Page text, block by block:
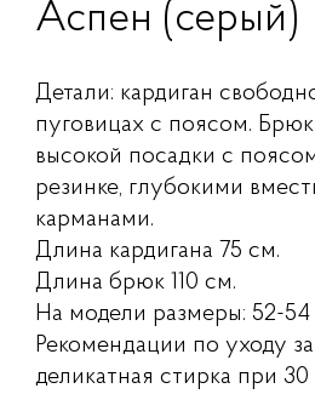
Аспен (серый)
Детали: кардиган
пуговицах с поясом.
высокой посадки с
резинке, глубокими
карманами.
Длина кардигана 75 см.
Длина брюк 110 см.
На модели размеры: 52-
Рекомендации по уходу
деликатная стирка при 30